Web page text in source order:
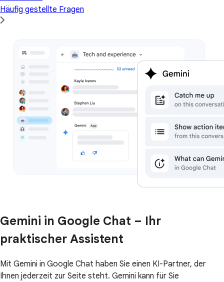
Häufig gestellte Fragen
Gemini in Google Chat – Ihr
praktischer Assistent
Mit Gemini in Google Chat haben Sie einen KI-Partner, der
Ihnen jederzeit zur Seite steht. Gemini kann für Sie